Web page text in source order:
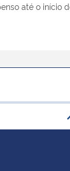
até o início